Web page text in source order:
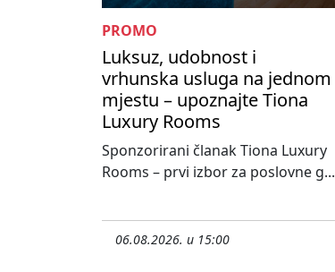
PROMO
Luksuz, udobnost i
vrhunska usluga na jednom
mjestu – upoznajte Tiona
Luxury Rooms
Sponzorirani članak Tiona Luxury
Rooms – prvi izbor za poslovne g...
06.08.2026. u 15:00